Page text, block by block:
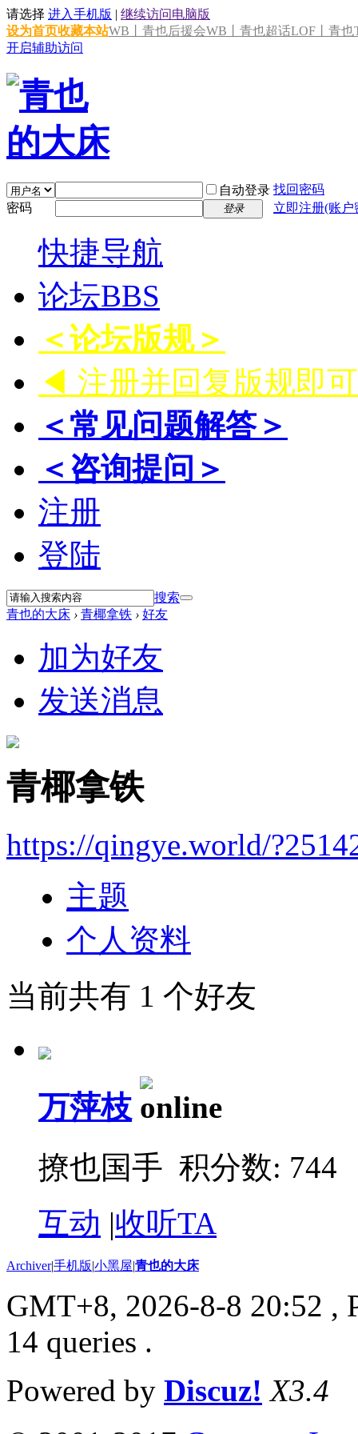
请选择 进入手机版 | 继续访问电脑版
设为首页收藏本站WB丨青也后援会WB丨青也超话LOF丨青也
开启辅助访问
自动登录 找回密码
密码
登录 立即注册(账
快捷导航
论坛BBS
＜论坛版规＞
◀ 注册并回复版规即
＜常见问题解答＞
＜咨询提问＞
注册
登陆
搜索
青也的大床 › 青椰拿铁 › 好友
加为好友
发送消息
青椰拿铁
https://qingye.world/
主题
个人资料
当前共有 1 个好友
万萍枝
撩也国手 积分数: 744
互动 |收听TA
Archiver|手机版|小黑屋|青也的大床
GMT+8, 2026-8-8 20:52 ,
14 queries .
Powered by Discuz! X3.4